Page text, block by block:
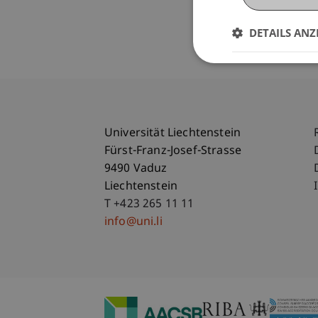
Universität Liechtenstein
Fürst-Franz-Josef-Strasse
9490 Vaduz
Liechtenstein
T +423 265 11 11
info@uni.li
DETAILS